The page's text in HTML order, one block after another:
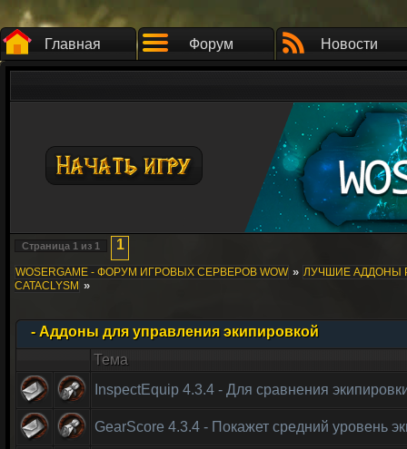
Главная Форум Новости
Страница 1 из 1 1
WOSERGAME - ФОРУМ ИГРОВЫХ СЕРВЕРОВ WOW » ЛУЧШИЕ АДДОНЫ
CATACLYSM »
- Аддоны для управления экипировкой
Тема
InspectEquip 4.3.4 - Для сравнения
GearScore 4.3.4 - Покажет средний уровень